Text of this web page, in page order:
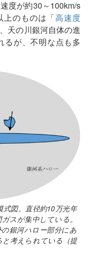
度が約30～100km/s
上のものは「高速度
天の川銀河自体の進
るが、不明な点も多
図。直径約10万光年
スが集中している。
銀河ハロー部分にあ
考えられている（提